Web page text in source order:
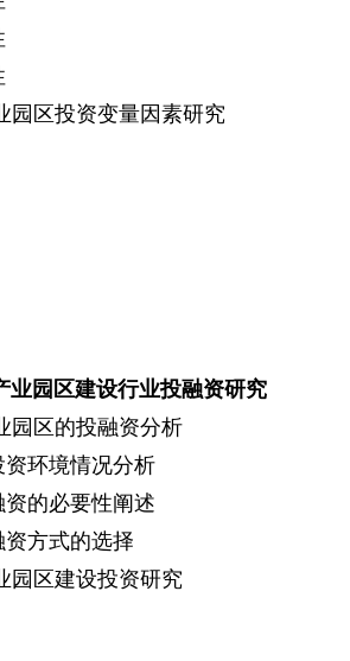
园区投资变量因素研究
业园区建设行业投融资研究
园区的投融资分析
环境情况分析
的必要性阐述
方式的选择
园区建设投资研究